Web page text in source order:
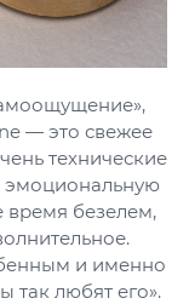
— это свежее
технические
эмоциональную
время безелем,
и именно
так любят его».